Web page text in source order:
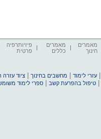
מאמרים
חינוך
מאמרים
כללים
פיזיותרפיה
פרטית
עזרי לימוד מחשבים בחינוך |ציוד עזרה
|טיפול בהפרעת קשב |ספרי לימוד